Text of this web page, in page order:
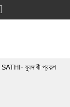
যুবসাথী প্রকল্প